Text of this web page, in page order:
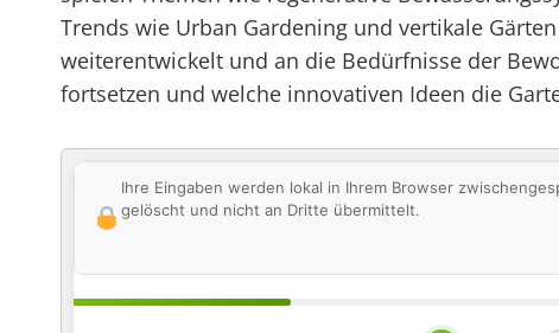
Trends wie Urban Gardening und vertikale
weiterentwickelt und an die Bedürfnisse der
fortsetzen und welche innovativen Ideen die
Ihre Eingaben werden lokal in Ihrem Browser
gelöscht und nicht an Dritte übermittelt.